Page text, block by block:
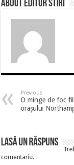
About Editor Stiri
Previous
O minge de foc
orașului
Lasă un răspuns
comentariu.